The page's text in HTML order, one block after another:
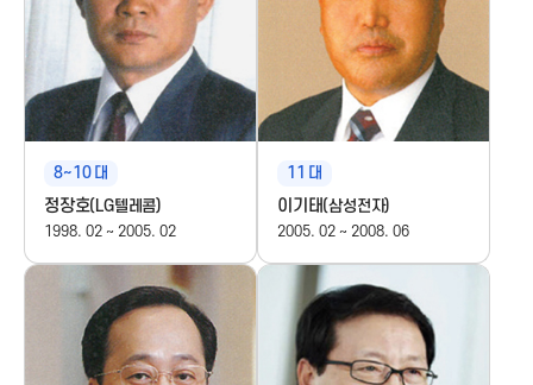
t
i
o
n
f
8~10 대
정장호(LG텔레콤)
1998. 02 ~ 2005. 02
11 대
이기태(삼성전자)
2005. 02 ~ 2008. 06